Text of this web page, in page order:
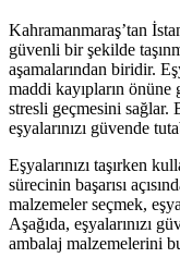
Kahramanmaraş’tan
güvenli bir şekilde
aşamalarından biridir.
maddi kayıpların önüne
stresli geçmesini sağlar.
eşyalarınızı güvende
Eşyalarınızı taşırken
sürecinin başarısı
malzemeler seçmek,
Aşağıda, eşyalarınızı
ambalaj malzemelerini